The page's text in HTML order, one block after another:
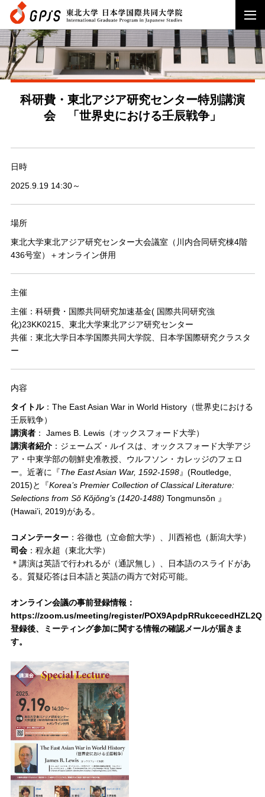
科研費・東北アジア研究センター特別講演
会 「世界史における壬辰戦争」
日時
2025.9.19 14:30～
場所
東北大学東北アジア研究センター大会議室（川内合同研究棟4階
436号室）＋オンライン併用
主催
主催：科研費・国際共同研究加速基金( 国際共同研究強
化)23KK0215、東北大学東北アジア研究センター
共催：東北大学日本学国際共同大学院、日本学国際研究クラスタ
ー
内容
タイトル：The East Asian War in World History（世界史における
壬辰戦争）
講演者： James B. Lewis（オックスフォード大学）
講演者紹介：ジェームズ・ルイスは、オックスフォード大学アジ
ア・中東学部の朝鮮史准教授、ウルフソン・カレッジのフェロ
ー。近著に『The East Asian War, 1592-1598』(Routledge,
2015)と『Korea’s Premier Collection of Classical Literature:
Selections from Sŏ Kŏjŏng’s (1420-1488) Tongmunsŏn 』
(Hawai’i, 2019)がある。
コメンテーター：谷徹也（立命館大学）、川西裕也（新潟大学）
司会：程永超（東北大学）
＊講演は英語で行われるが（通訳無し）、日本語のスライドがあ
る。質疑応答は日本語と英語の両方で対応可能。
オンライン会議の事前登録情報：
https://zoom.us/meeting/register/POX9ApdpRRukcecedHZL2Q
登録後、ミーティング参加に関する情報の確認メールが届きま
す。